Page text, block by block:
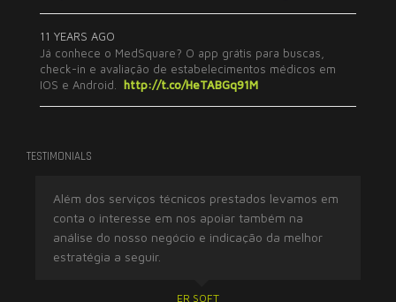
11 YEARS AGO
Já conhece o MedSquare? O app grátis para buscas,
check-in e avaliação de estabelecimentos médicos em
IOS e Android. http://t.co/HeTABGq91M
TESTIMONIALS
Além dos serviços técnicos prestados levamos em
conta o interesse em nos apoiar também na
análise do nosso negócio e indicação da melhor
estratégia a seguir.
ER SOFT